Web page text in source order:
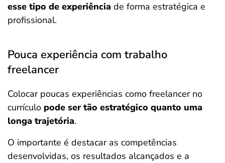
esse tipo de experiência de forma estratégica e
profissional.
Pouca experiência com trabalho
freelancer
Colocar poucas experiências como freelancer no
currículo pode ser tão estratégico quanto uma
longa trajetória.
O importante é destacar as competências
desenvolvidas, os resultados alcançados e a